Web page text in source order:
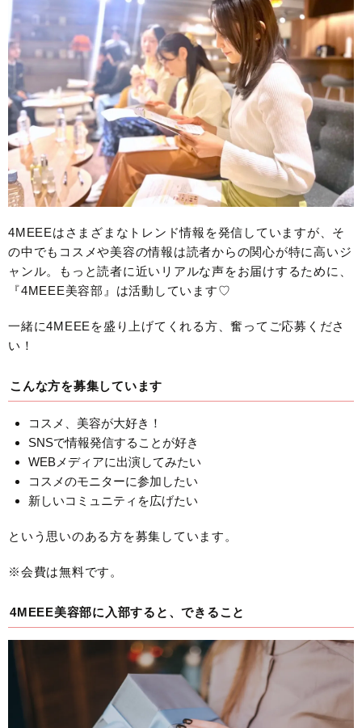
4MEEEはさまざまなトレンド情報を発信していますが、そ
の中でもコスメや美容の情報は読者からの関心が特に高いジ
ャンル。もっと読者に近いリアルな声をお届けするために、
『4MEEE美容部』は活動しています♡
一緒に4MEEEを盛り上げてくれる方、奮ってご応募くださ
い！
こんな方を募集しています
コスメ、美容が大好き！
SNSで情報発信することが好き
WEBメディアに出演してみたい
コスメのモニターに参加したい
新しいコミュニティを広げたい
という思いのある方を募集しています。
※会費は無料です。
4MEEE美容部に入部すると、できること